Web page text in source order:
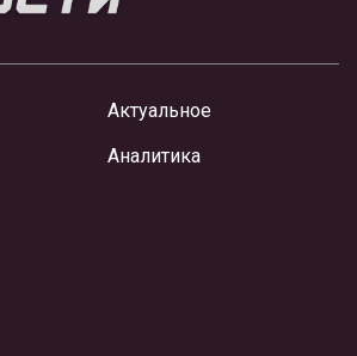
Актуальное
Аналитика